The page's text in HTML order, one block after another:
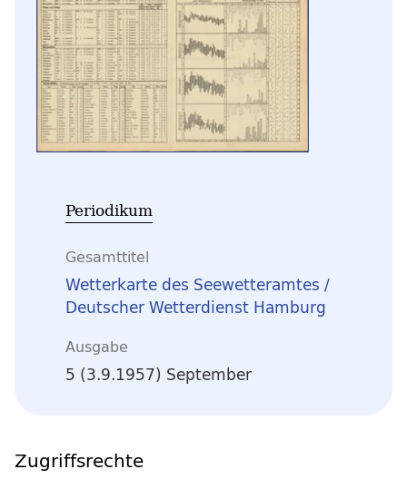
Periodikum
Gesamttitel
Wetterkarte des Seewetteramtes /
Deutscher Wetterdienst Hamburg
Ausgabe
5 (3.9.1957) September
Zugriffsrechte